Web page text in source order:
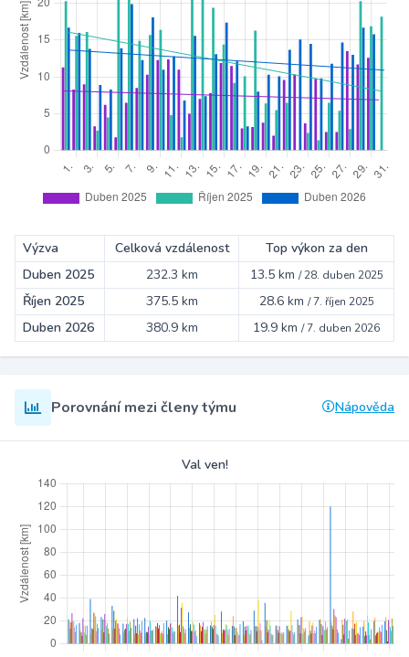
Výzva Celková vzdálenost
Top výkon za den
Duben 2025
232.3 km 13.5 km /28. duben 2025
Říjen 2025 375.5 km 28.6 km /7. říjen 2025
Duben 2026 380.9 km 19.9 km /7. duben 2026
Porovnání mezi členy týmu Nápověda
Val ven!